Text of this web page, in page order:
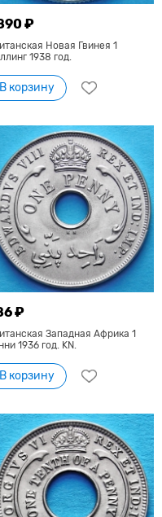
₽
Новая Гвинея 1
1938 год.
В корзину
₽
Западная Африка 1
1936 год. KN.
В корзину